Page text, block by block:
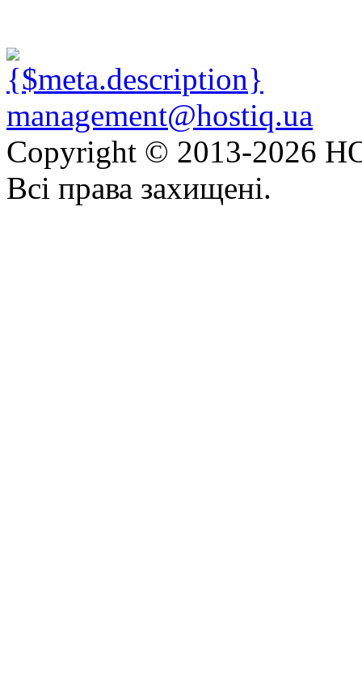
management@hostiq.ua
Copyright © 2013-2026
Всі права захищені.